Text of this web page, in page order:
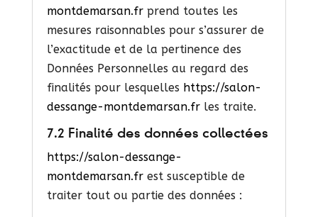
montdemarsan.fr prend toutes les
mesures raisonnables pour s’assurer de
l’exactitude et de la pertinence des
Données Personnelles au regard des
finalités pour lesquelles https://salon-
dessange-montdemarsan.fr les traite.
7.2 Finalité des données collectées
https://salon-dessange-
montdemarsan.fr est susceptible de
traiter tout ou partie des données :